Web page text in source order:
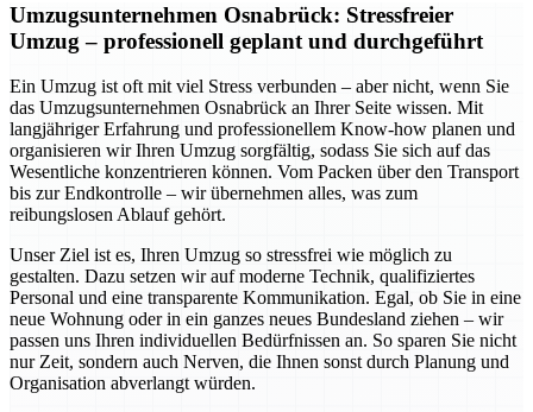
Umzugsunternehmen Osnabrück: Stressfreier
Umzug – professionell geplant und durchgeführt
Ein Umzug ist oft mit viel Stress verbunden – aber nicht, wenn Sie
das Umzugsunternehmen Osnabrück an Ihrer Seite wissen. Mit
langjähriger Erfahrung und professionellem Know-how planen und
organisieren wir Ihren Umzug sorgfältig, sodass Sie sich auf das
Wesentliche konzentrieren können. Vom Packen über den Transport
bis zur Endkontrolle – wir übernehmen alles, was zum
reibungslosen Ablauf gehört.
Unser Ziel ist es, Ihren Umzug so stressfrei wie möglich zu
gestalten. Dazu setzen wir auf moderne Technik, qualifiziertes
Personal und eine transparente Kommunikation. Egal, ob Sie in eine
neue Wohnung oder in ein ganzes neues Bundesland ziehen – wir
passen uns Ihren individuellen Bedürfnissen an. So sparen Sie nicht
nur Zeit, sondern auch Nerven, die Ihnen sonst durch Planung und
Organisation abverlangt würden.